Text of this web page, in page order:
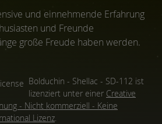
und einnehmende Erfahrung
und Freunde
große Freude haben werden.
Bolduchin - Shellac - SD-112 ist
lizenziert unter einer Creative
- Nicht kommerziell - Keine
Lizenz.